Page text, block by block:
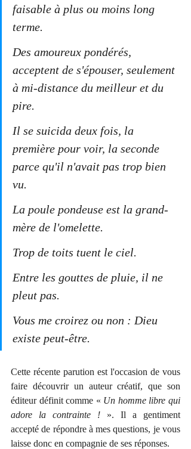
faisable à plus ou moins long
terme.
Des amoureux pondérés,
acceptent de s'épouser, seulement
à mi-distance du meilleur et du
pire.
Il se suicida deux fois, la
première pour voir, la seconde
parce qu'il n'avait pas trop bien
vu.
La poule pondeuse est la grand-
mère de l'omelette.
Trop de toits tuent le ciel.
Entre les gouttes de pluie, il ne
pleut pas.
Vous me croirez ou non : Dieu
existe peut-être.
Cette récente parution est l'occasion de vous
faire découvrir un auteur créatif, que son
éditeur définit comme « Un homme libre qui
adore la contrainte ! ». Il a gentiment
accepté de répondre à mes questions, je vous
laisse donc en compagnie de ses réponses.